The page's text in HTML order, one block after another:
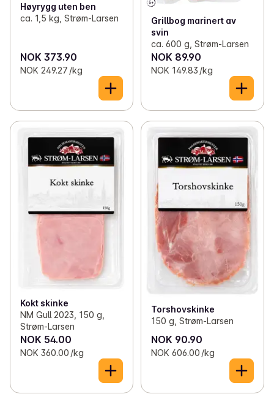
Høyrygg uten ben
ca. 1,5 kg, Strøm-Larsen
NOK 373.90
NOK 249.27 /kg
Grillbog marinert av
svin
ca. 600 g, Strøm-Larsen
NOK 89.90
NOK 149.83 /kg
Kokt skinke
NM Gull 2023, 150 g,
Strøm-Larsen
NOK 54.00
NOK 360.00 /kg
Torshovskinke
150 g, Strøm-Larsen
NOK 90.90
NOK 606.00 /kg